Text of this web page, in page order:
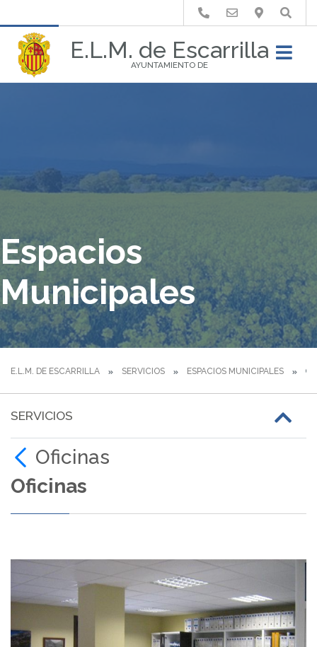
E.L.M. de Escarrilla
AYUNTAMIENTO DE
Buscar
Espacios
Municipales
E.L.M. DE ESCARRILLA SERVICIOS ESPACIOS MUNICIPALES
SERVICIOS
Oficinas
Oficinas